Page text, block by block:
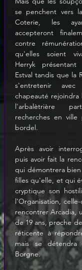
se penchent vers
Coterie, les
accepteront
contre
qu'elles soient
Herryk
Estval tandis que la
s'entretenir
chapeauté
l'arbalètrière
recherches en
bordel.
Après avoir
puis avoir fait la
qui démontrera
filles qu'elle, et qui
cryptique son
l'Organisation,
rencontrer Arcadia,
de 19 ans, proche
réticente à
mais se
Borgne.